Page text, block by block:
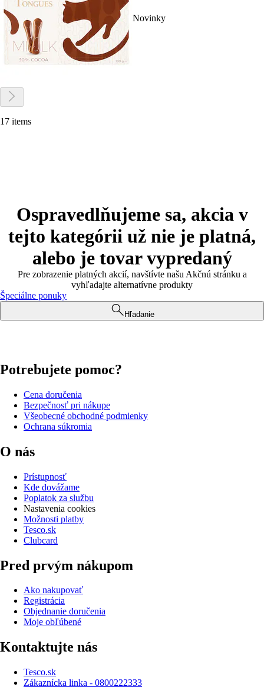
Novinky
17 items
Ospravedlňujeme sa, akcia v
tejto kategórii už nie je platná,
alebo je tovar vypredaný
Pre zobrazenie platných akcií, navštívte našu Akčnú stránku a
vyhľadajte alternatívne produkty
Špeciálne ponuky
Hľadanie
Potrebujete pomoc?
Cena doručenia
Bezpečnosť pri nákupe
Všeobecné obchodné podmienky
Ochrana súkromia
O nás
Prístupnosť
Kde dovážame
Poplatok za službu
Nastavenia cookies
Možnosti platby
Tesco.sk
Clubcard
Pred prvým nákupom
Ako nakupovať
Registrácia
Objednanie doručenia
Moje obľúbené
Kontaktujte nás
Tesco.sk
Zákaznícka linka - 0800222333